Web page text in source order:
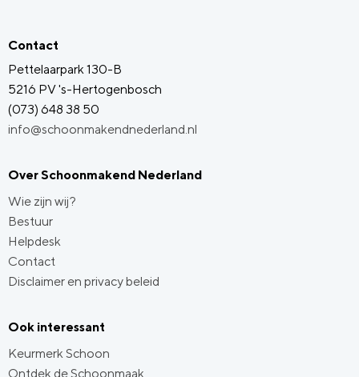
Contact
Pettelaarpark 130-B
5216 PV 's-Hertogenbosch
(073) 648 38 50
info@schoonmakendnederland.nl
Over Schoonmakend Nederland
Wie zijn wij?
Bestuur
Helpdesk
Contact
Disclaimer en privacy beleid
Ook interessant
Keurmerk Schoon
Ontdek de Schoonmaak